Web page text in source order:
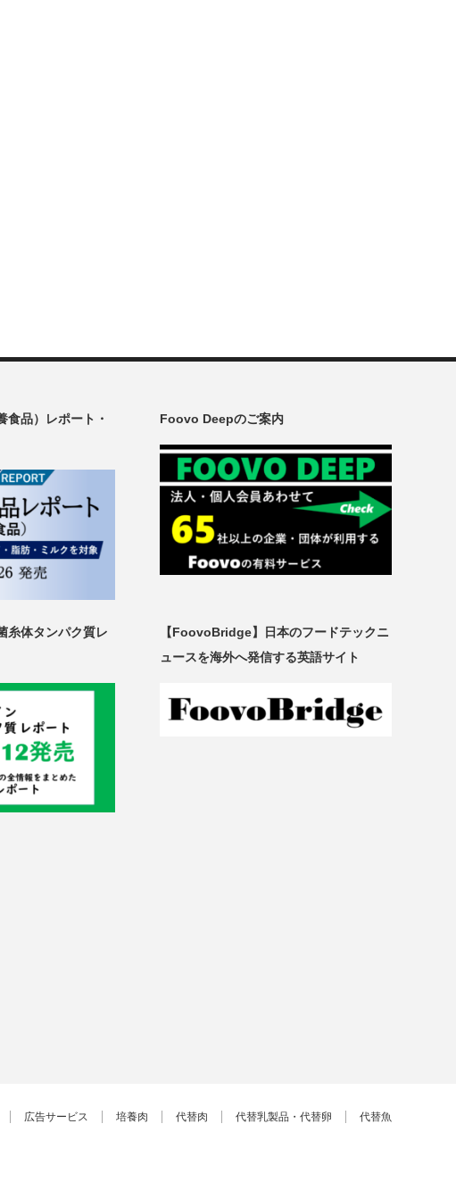
食品）レポート・
Foovo Deepのご案内
糸体タンパク質レ
【FoovoBridge】日本のフードテックニ
ュースを海外へ発信する英語サイト
広告サービス 培養肉 代替肉 代替乳製品・代替卵 代替魚